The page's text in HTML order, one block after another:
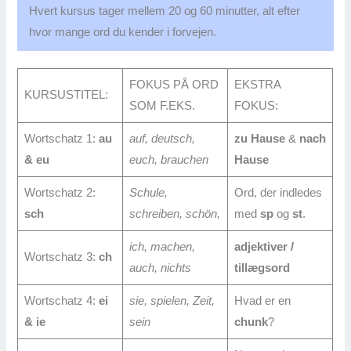
Hvert kursus tager mellem 20 og 60 minutter, alt efter
hvor mange ord du kender i forvejen.
KURSUSTITEL:
FOKUS PÅ ORD
SOM F.EKS.
EKSTRA
FOKUS:
Wortschatz 1: au
& eu
auf, deutsch,
euch, brauchen
zu Hause& nach
Hause
Wortschatz 2:
sch
Schule,
schreiben, schön,
Ord, der indledes
med spog st.
Wortschatz 3: ch
ich, machen,
auch, nichts
adjektiver /
tillægsord
Wortschatz 4: ei
& ie
sie, spielen, Zeit,
sein
Hvad er en
chunk?